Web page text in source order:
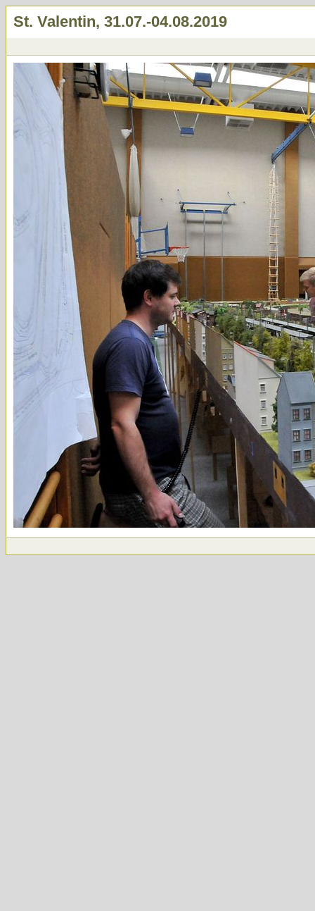
St. Valentin, 31.07.-04.08.2019